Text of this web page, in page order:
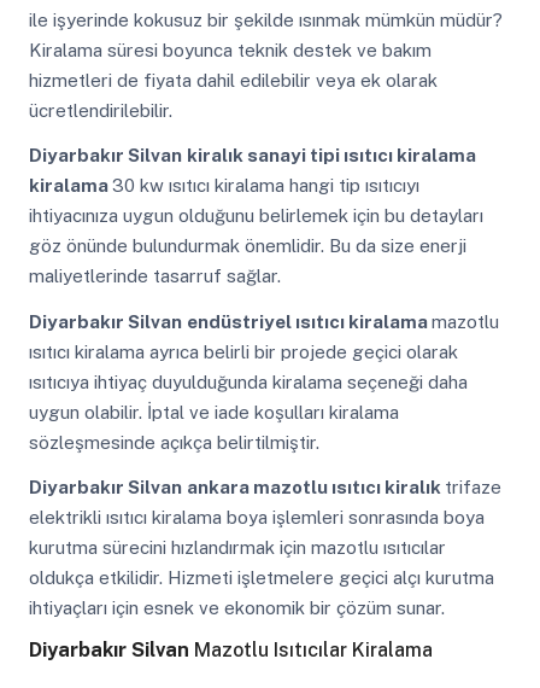
ile işyerinde kokusuz bir şekilde ısınmak mümkün müdür?
Kiralama süresi boyunca teknik destek ve bakım
hizmetleri de fiyata dahil edilebilir veya ek olarak
ücretlendirilebilir.
Diyarbakır Silvan kiralık sanayi tipi ısıtıcı kiralama
kiralama30 kw ısıtıcı kiralama hangi tip ısıtıcıyı
ihtiyacınıza uygun olduğunu belirlemek için bu detayları
göz önünde bulundurmak önemlidir. Bu da size enerji
maliyetlerinde tasarruf sağlar.
Diyarbakır Silvan endüstriyel ısıtıcı kiralamamazotlu
ısıtıcı kiralama ayrıca belirli bir projede geçici olarak
ısıtıcıya ihtiyaç duyulduğunda kiralama seçeneği daha
uygun olabilir. İptal ve iade koşulları kiralama
sözleşmesinde açıkça belirtilmiştir.
Diyarbakır Silvan ankara mazotlu ısıtıcı kiralık trifaze
elektrikli ısıtıcı kiralama boya işlemleri sonrasında boya
kurutma sürecini hızlandırmak için mazotlu ısıtıcılar
oldukça etkilidir. Hizmeti işletmelere geçici alçı kurutma
ihtiyaçları için esnek ve ekonomik bir çözüm sunar.
Diyarbakır Silvan Mazotlu Isıtıcılar Kiralama